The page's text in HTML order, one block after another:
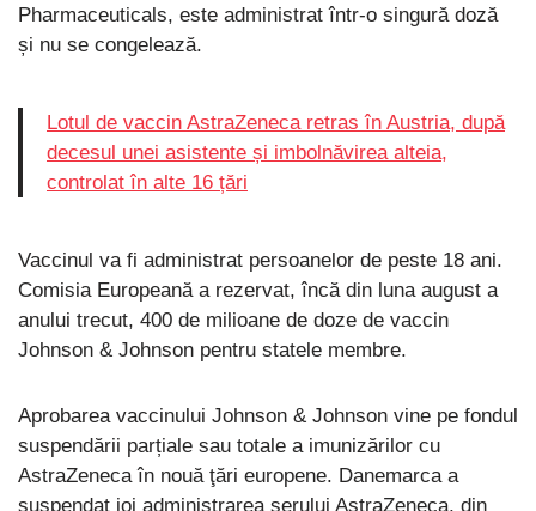
Pharmaceuticals, este administrat într-o singură doză
și nu se congelează.
Lotul de vaccin AstraZeneca retras în Austria, după
decesul unei asistente și imbolnăvirea alteia,
controlat în alte 16 țări
Vaccinul va fi administrat persoanelor de peste 18 ani.
Comisia Europeană a rezervat, încă din luna august a
anului trecut, 400 de milioane de doze de vaccin
Johnson & Johnson pentru statele membre.
Aprobarea vaccinului Johnson & Johnson vine pe fondul
suspendării parțiale sau totale a imunizărilor cu
AstraZeneca în nouă ţări europene. Danemarca a
suspendat joi administrarea serului AstraZeneca, din